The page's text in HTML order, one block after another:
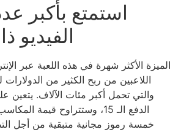
استمتع بأكبر
الفيديو
الميزة الأكثر شهرة في هذه اللعبة عبر
اللاعبين من ربح الكثير من الدولارات
والتي تحمل أكبر مئات الآلاف. يتعين
الدفع الـ 15، وستتراوح قيمة
خمسة رموز مجانية متبقية من أجل